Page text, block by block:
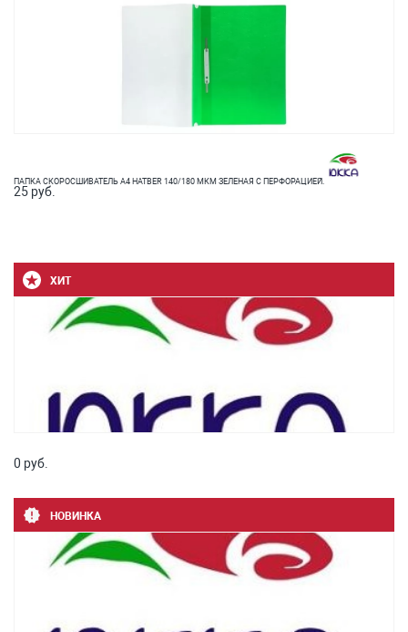
ПАПКА СКОРОСШИВАТЕЛЬ А4 HATBER 140/180 МКМ ЗЕЛЕНАЯ С ПЕРФОРАЦИЕЙ.
25 руб.
ХИТ
0 руб.
НОВИНКА